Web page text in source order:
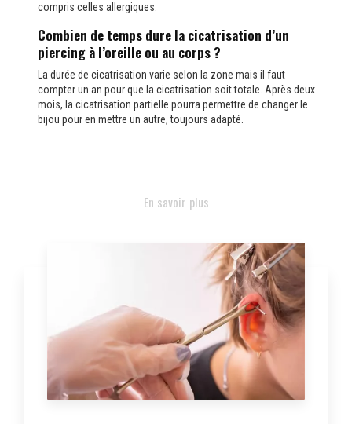
compris celles allergiques.
Combien de temps dure la cicatrisation d’un
piercing à l’oreille ou au corps ?
La durée de cicatrisation varie selon la zone mais il faut
compter un an pour que la cicatrisation soit totale. Après deux
mois, la cicatrisation partielle pourra permettre de changer le
bijou pour en mettre un autre, toujours adapté.
En savoir plus